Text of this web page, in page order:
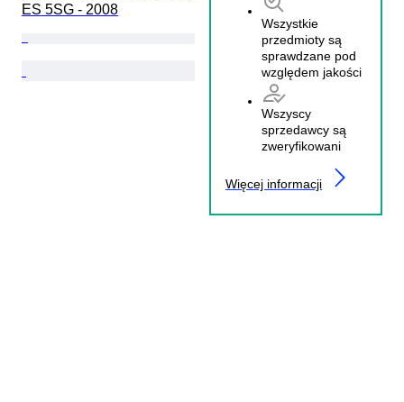
Wszystkie
przedmioty są
sprawdzane pod
względem jakości
Wszyscy
sprzedawcy są
zweryfikowani
Więcej informacji
ES 5SG - 2008